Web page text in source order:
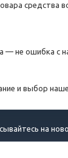
средства
— не ошибка с
и выбор
на